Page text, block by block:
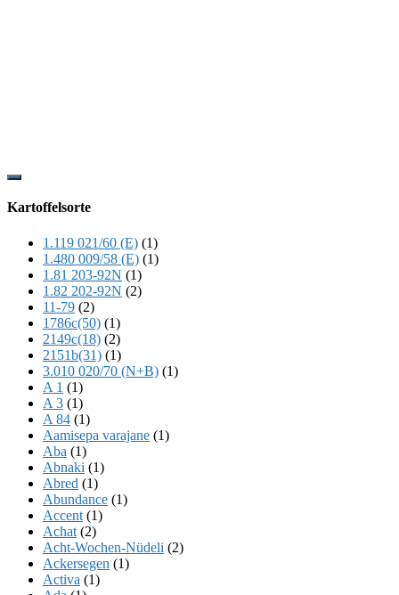
Show
Content
Kartoffelsorte
1.119 021/60 (E) (1)
1.480 009/58 (E) (1)
1.81 203-92N (1)
1.82 202-92N (2)
11-79 (2)
1786c(50) (1)
2149c(18) (2)
2151b(31) (1)
3.010 020/70 (N+B) (1)
A 1 (1)
A 3 (1)
A 84 (1)
Aamisepa varajane (1)
Aba (1)
Abnaki (1)
Abred (1)
Abundance (1)
Accent (1)
Achat (2)
Acht-Wochen-Nüdeli (2)
Ackersegen (1)
Activa (1)